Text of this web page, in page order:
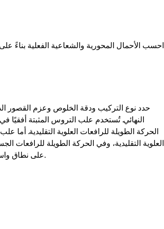
احسب الأحمال المحورية والشعاعية الفعلية بناءً
حدد نوع التركيب ودقة الخلوص وعزم القصور
النهائي. تُستخدم علب التروس المثبتة أفقيًا
الحركة الطويلة للرافعات العلوية التقليدية.
العلوية التقليدية، وفي الحركة الطويلة للرافعات
على نطاق واسع في الحركة الطويلة والعرضية للرافعات العلوية/الجسرية الأوروبية.